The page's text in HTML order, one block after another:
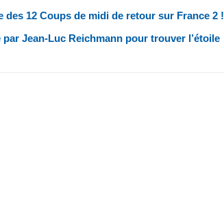
12 Coups de midi de retour sur France 2 !
Jean-Luc Reichmann pour trouver l’étoile